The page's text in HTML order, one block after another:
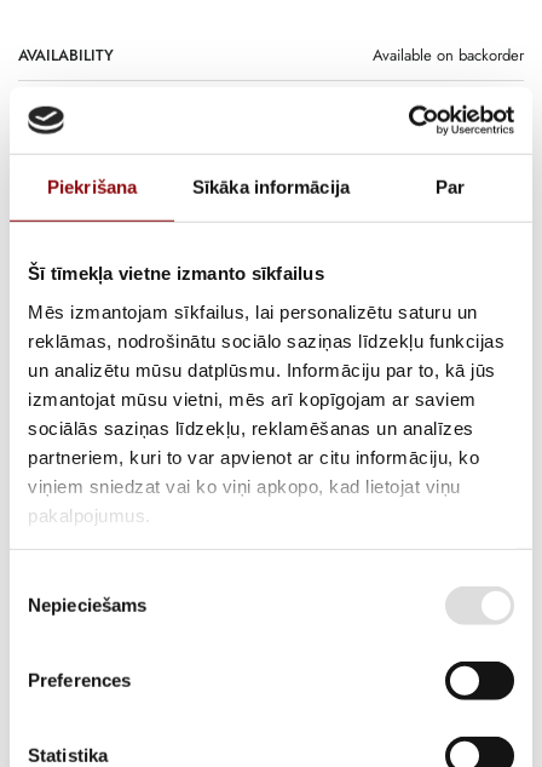
Piekrišana Sīkāka informācija Par
Šī tīmekļa vietne izmanto sīkfailus
Mēs izmantojam sīkfailus, lai personalizētu saturu un
reklāmas, nodrošinātu sociālo saziņas līdzekļu funkcijas
un analizētu mūsu datplūsmu. Informāciju par to, kā jūs
izmantojat mūsu vietni, mēs arī kopīgojam ar saviem
sociālās saziņas līdzekļu, reklamēšanas un analīzes
partneriem, kuri to var apvienot ar citu informāciju, ko
viņiem sniedzat vai ko viņi apkopo, kad lietojat viņu
pakalpojumus.
izvēle
Nepieciešams
Preferences
Statistika
AVAILABILITY Available on backorder
SKU 11210227
DELIVERY TIME IF THE PRODUCT
IS NOT IN STOCK IN RIGA
DESCRIPTION
3-phase stationary generator with canopy
REQUEST AN OFFER
Information
WEIGHT 600 kg
POWER, KW
16.8
POWER, KVA
22
15.3